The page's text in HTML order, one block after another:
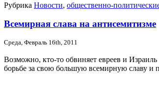
Рубрика Новости, общественно-
Всемирная слава на антисемитизме
Среда, Февраль 16th, 2011
Возможно, кто-то обвиняет евреев и
борьбе за свою большую всемирную славу и